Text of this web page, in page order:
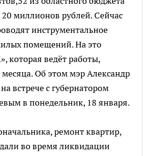
миллионов рублей. Сейчас
инструментальное
помещений. На это
которая ведёт работы,
месяца. Об этом мэр Александр
встрече с губернатором
в понедельник, 18 января.
ремонт квартир,
во время ликвидации